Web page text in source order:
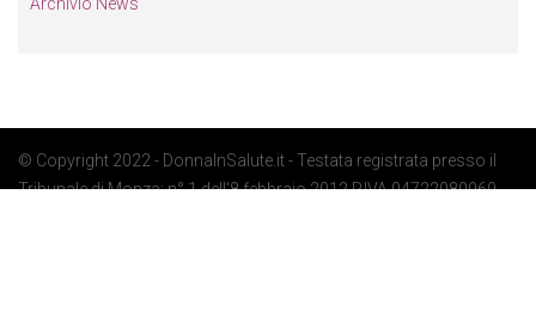
© Copyright 2022 - DonnaInSalute.it - Testata registrata presso il
Tribunale di Monza: n° 1 dell'8 febbraio 2012 P.IVA 04722080969 -